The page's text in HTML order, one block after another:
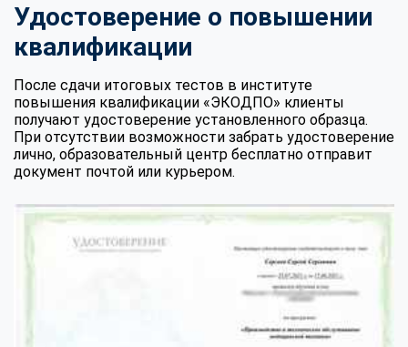
Удостоверение о повышении
квалификации
После сдачи итоговых тестов в институте
повышения квалификации «ЭКОДПО» клиенты
получают удостоверение установленного образца.
При отсутствии возможности забрать удостоверение
лично, образовательный центр бесплатно отправит
документ почтой или курьером.